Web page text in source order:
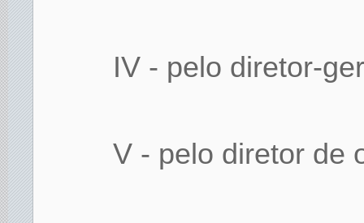
IV - pelo diretor-
V - pelo diretor de